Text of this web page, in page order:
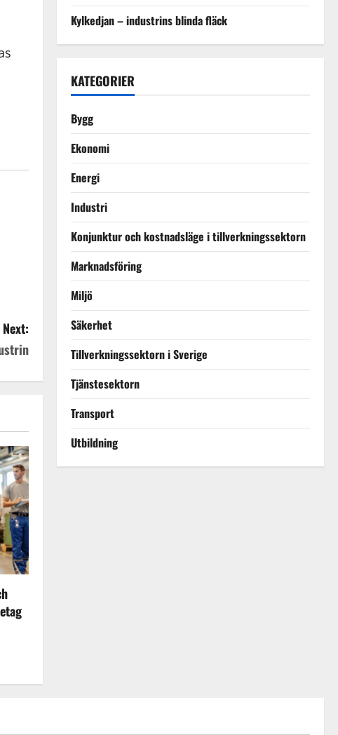
Next:
Kylkedjan – industrins blinda fläck
KATEGORIER
Bygg
Ekonomi
Energi
Industri
Konjunktur och kostnadsläge i tillverkningssektorn
Marknadsföring
Miljö
Säkerhet
Tillverkningssektorn i Sverige
Tjänstesektorn
Transport
Utbildning